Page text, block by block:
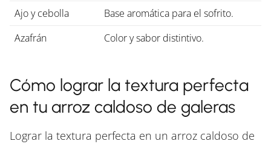
Ajo y cebolla
Base aromática para el sofrito.
Azafrán
Color y sabor distintivo.
Cómo lograr la textura perfecta
en tu arroz caldoso de galeras
Lograr la textura perfecta en un arroz caldoso de